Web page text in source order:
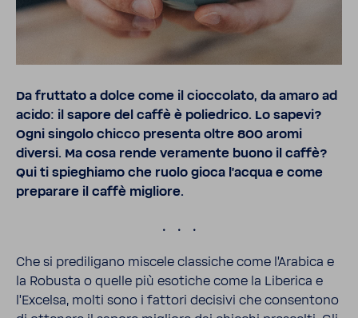
Da frut­tato a dolce come il cioc­co­lato, da amaro ad
acido: il sapore del caffè è polie­drico. Lo sape­vi?
Ogni singolo chicco presenta oltre 800 aromi
diversi. Ma cosa rende vera­mente buono il caffè?
Qui ti spie­ghiamo che ruolo gioca l'acqua e come
prepa­rare il caffè migliore.
.
Che si predi­li­gano miscele clas­siche come l'Ara­bica e
la Robusta o quelle più esotiche come la Libe­rica e
l'Ex­celsa, molti sono i fattori deci­sivi che consen­tono